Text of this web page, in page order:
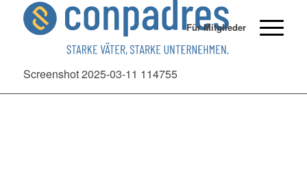
Für Mitglieder
Screenshot 2025-03-11 114755